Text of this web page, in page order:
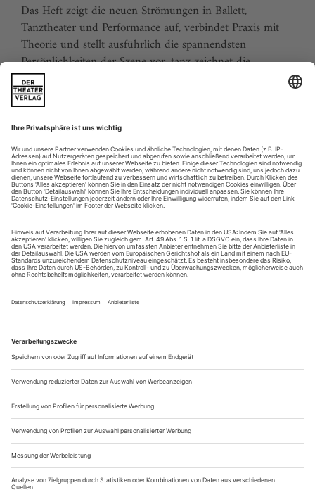
Das Heft zeigt die neuen Strömungen in Ballett,
Tanztheater und Performance auf, verbindet Praxis mit
Theorie und stellt ausführlich die spannendsten
Persönlichkeiten der Szene vor. tanz zeichnet die
Traditionen der Tanzgeschichte nach und stellt
zukunftsweisende Ideen vor. Der Kalender ermöglicht
Tanzliebhabern ihre Reiseplanung in Europa. Eine
aktuelle Liste von Auditions und Workshops sowie der
Schulindex sind unverzichtbar für Profis und das
tanzbegeisterte Publikum.
tanz erscheint zwölf mal im Jahr incl. Doppelheft und
Jahrbuch. Sie erhalten Zugang zum Online-Archiv von
tanz und können sowohl das aktuelle ePaper als auch das
ePaper-Archiv über Ihren Account auf www.der-
theaterverlag.de einsehen. Das Abonnement hat eine
Laufzeit von einem Monat und verlängert sich jeweils um
einen weiteren Monat, sofern es nicht vom Kunden auf
der Seite „Mein Konto/Meine Bestellungen“ auf
des erworbenen Bezugszeitraumes automatisch in Kraft.
Aus steuerlichen Gründen abweichende Preise für Käufe
außerhalb Deutschlands (Endpreis vor Auslösen der Bestellung
ersichtlich)
9,99 €